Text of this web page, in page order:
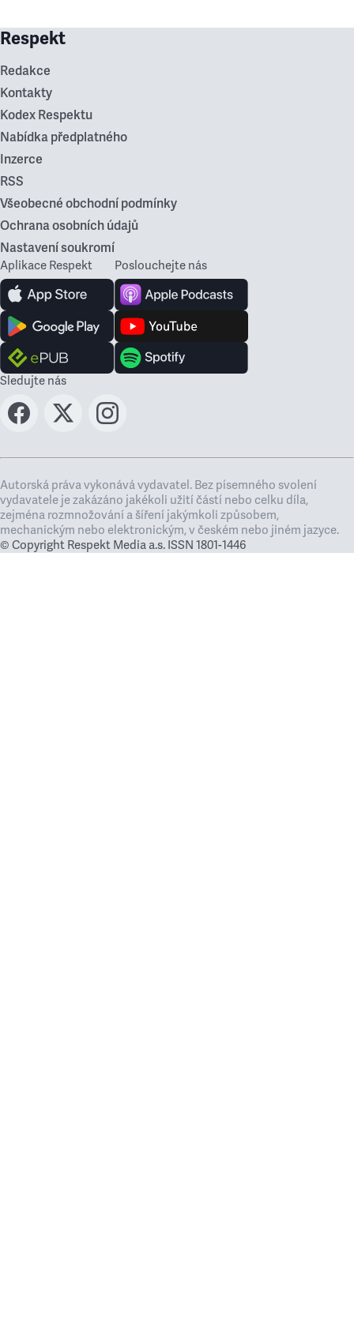
Respekt
Redakce
Kontakty
Kodex Respektu
Nabídka předplatného
Inzerce
RSS
Všeobecné obchodní podmínky
Ochrana osobních údajů
Nastavení soukromí
Aplikace Respekt Poslouchejte nás
Sledujte nás
Autorská práva vykonává vydavatel. Bez písemného svolení
vydavatele je zakázáno jakékoli užití částí nebo celku díla,
zejména rozmnožování a šíření jakýmkoli způsobem,
mechanickým nebo elektronickým, v českém nebo jiném jazyce.
© Copyright Respekt Media a.s. ISSN 1801-1446